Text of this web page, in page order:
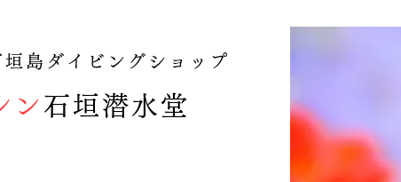
垣島ダイビングショップ
ン 石垣潜水堂